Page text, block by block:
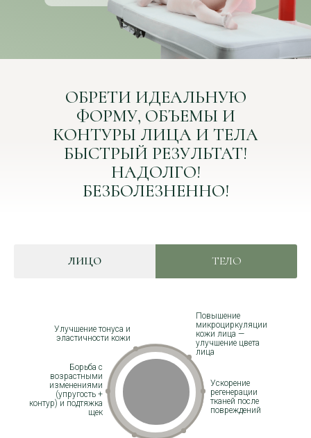
ОБРЕТИ ИДЕАЛЬНУЮ
ФОРМУ, ОБЪЕМЫ И
КОНТУРЫ ЛИЦА И ТЕЛА
БЫСТРЫЙ РЕЗУЛЬТАТ!
НАДОЛГО!
БЕЗБОЛЕЗНЕННО!
ЛИЦО ТЕЛО
Повышение
микроциркуляции
кожи лица —
улучшение цвета
лица
Ускорение
регенерации
тканей после
повреждений
Борьба с
возрастными
изменениями
(упругость +
контур) и подтяжка
щек
Улучшение тонуса и
эластичности кожи